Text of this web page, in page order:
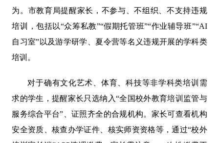
为。市教育局提醒家长，不参与、不组织、不支持违规
培训，包括以“众筹私教”“假期托管班”“作业辅导班”“AI
自习室”以及游学研学、夏令营等名义违规开展的学科类
培训。
对于确有文化艺术、体育、科技等非学科类培训需
求的学生，提醒家长只选纳入“全国校外教育培训监管与
服务综合平台”、证照齐全的合规机构。家长可查看机构
安全资质、核查办学证件、核实师资资格等，通过“校外